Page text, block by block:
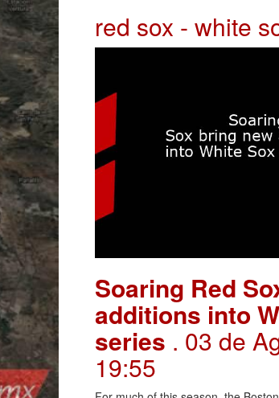
red sox - white
Soaring Red
additions into
series . 03 de
19:55